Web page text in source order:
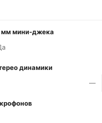
мм мини-джека
динамики
—